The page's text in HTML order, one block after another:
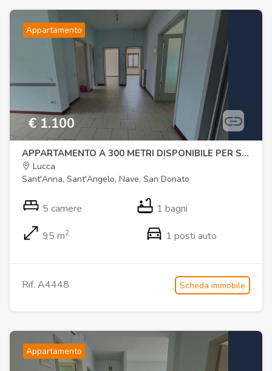
Appartamento
€ 1.100
APPARTAMENTO A 300 METRI DISPONIBILE PER STRUTTURA RICETTIVA
Lucca
Sant'Anna, Sant'Angelo, Nave, San Donato
5 camere 1 bagni
95 m2 1 posti auto
Rif. A4448 Scheda immobile
Appartamento